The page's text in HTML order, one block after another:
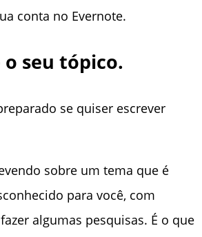
conta no Evernote.
o seu tópico.
se quiser escrever
sobre um tema que é
para você, com
algumas pesquisas. É o que